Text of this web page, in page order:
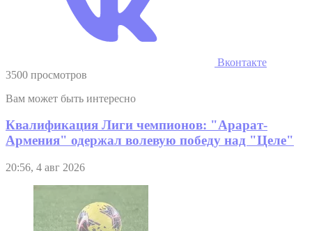
Вконтакте
3500 просмотров
Вам может быть интересно
Квалификация Лиги чемпионов: "Арарат-
Армения" одержал волевую победу над "Целе"
20:56, 4 авг 2026